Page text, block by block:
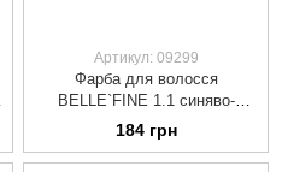
Артикул: 09299
Фарба для волосся
BELLE`FINE 1.1 синяво-
чорний колір (тюбик з крем-
фарбою 50 мл, флакон з
окислювачем 50 мл, бальзам
184 грн